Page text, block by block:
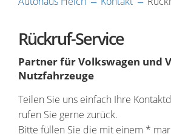
Rückruf-Service
Partner für Volkswagen und
Nutzfahrzeuge
Teilen Sie uns einfach Ihre
rufen Sie gerne zurück.
Bitte füllen Sie die mit einem *